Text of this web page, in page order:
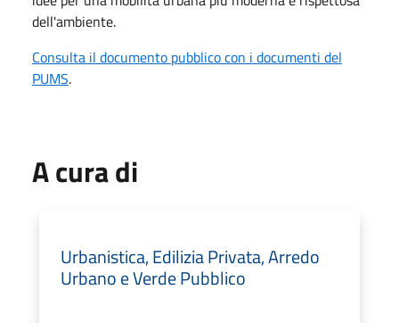
dell'ambiente.
Consulta il documento pubblico con i documenti del
PUMS.
A cura di
Urbanistica, Edilizia Privata, Arredo
Urbano e Verde Pubblico